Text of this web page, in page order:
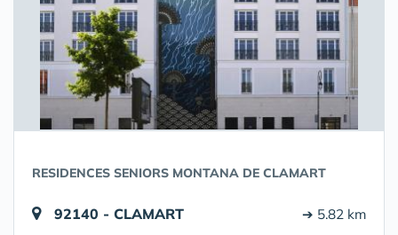
RESIDENCES SENIORS MONTANA DE CLAMART
92140 - CLAMART ➔ 5.82 km